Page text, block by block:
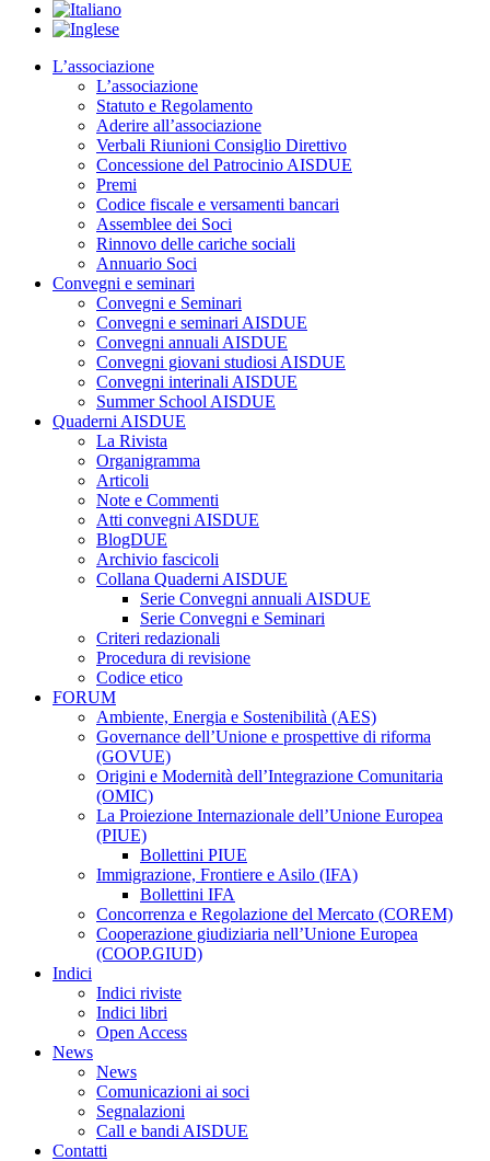
L’associazione
L’associazione
Statuto e Regolamento
Aderire all’associazione
Verbali Riunioni Consiglio Direttivo
Concessione del Patrocinio AISDUE
Premi
Codice fiscale e versamenti bancari
Assemblee dei Soci
Rinnovo delle cariche sociali
Annuario Soci
Convegni e seminari
Convegni e Seminari
Convegni e seminari AISDUE
Convegni annuali AISDUE
Convegni giovani studiosi AISDUE
Convegni interinali AISDUE
Summer School AISDUE
Quaderni AISDUE
La Rivista
Organigramma
Articoli
Note e Commenti
Atti convegni AISDUE
BlogDUE
Archivio fascicoli
Collana Quaderni AISDUE
Serie Convegni annuali AISDUE
Serie Convegni e Seminari
Criteri redazionali
Procedura di revisione
Codice etico
FORUM
Ambiente, Energia e Sostenibilità (AES)
Governance dell’Unione e prospettive di riforma
(GOVUE)
Origini e Modernità dell’Integrazione Comunitaria
(OMIC)
La Proiezione Internazionale dell’Unione Europea
(PIUE)
Bollettini PIUE
Immigrazione, Frontiere e Asilo (IFA)
Bollettini IFA
Concorrenza e Regolazione del Mercato (COREM)
Cooperazione giudiziaria nell’Unione Europea
(COOP.GIUD)
Indici
Indici riviste
Indici libri
Open Access
News
News
Comunicazioni ai soci
Segnalazioni
Call e bandi AISDUE
Contatti